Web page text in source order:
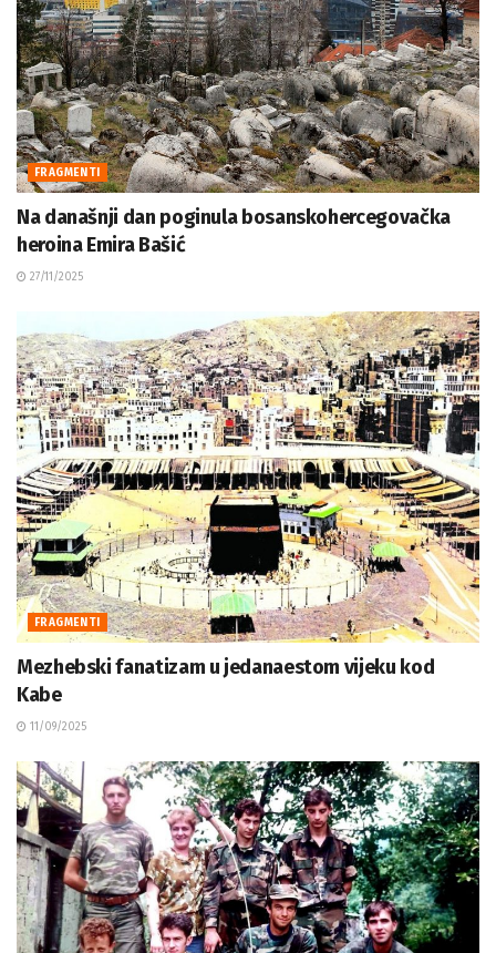
FRAGMENTI
Na današnji dan poginula bosanskohercegovačka
heroina Emira Bašić
27/11/2025
FRAGMENTI
Mezhebski fanatizam u jedanaestom vijeku kod
Kabe
11/09/2025